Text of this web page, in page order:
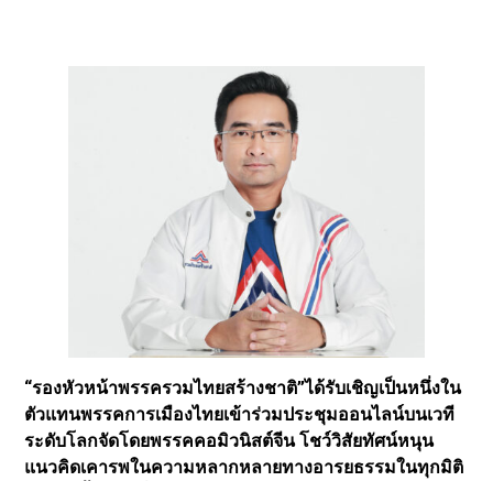
“รองหัวหน้าพรรครวมไทยสร้างชาติ”ได้รับเชิญเป็นหนึ่งใน
ตัวแทนพรรคการเมืองไทยเข้าร่วมประชุมออนไลน์บนเวที
ระดับโลกจัดโดยพรรคคอมิวนิสต์จีน โชว์วิสัยทัศน์หนุน
แนวคิดเคารพในความหลากหลายทางอารยธรรมในทุกมิติ